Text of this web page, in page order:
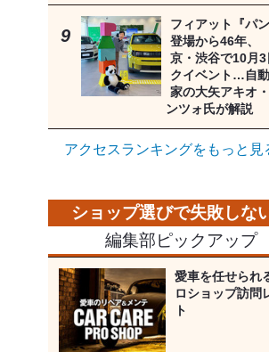
フィアット『パン
登場から46年、
京・渋谷で10月3
クイベント…自
家の大矢アキオ
ンツォ氏が解説
アクセスランキングをもっと見
編集部ピックアップ
愛車を任せられ
ロショップ訪問
ト